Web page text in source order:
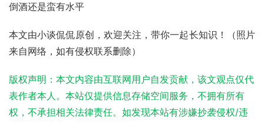
倒酒还是蛮有水平
本文由小谈侃侃原创，欢迎关注，带你一起长知识！（照片
来自网络，如有侵权联系删除）
版权声明：本文内容由互联网用户自发贡献，该文观点仅代
表作者本人。本站仅提供信息存储空间服务，不拥有所有
权，不承担相关法律责任。如发现本站有涉嫌抄袭侵权/违